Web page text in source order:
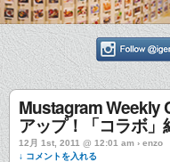
Mustagram Weekly
アップ！「コラボ」
12月 1st, 2011 @ 12:01 am › enzo
↓ コメントを入れる